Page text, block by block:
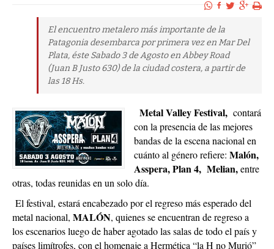
El encuentro metalero más importante de la
Patagonia desembarca por primera vez en Mar Del
Plata, éste Sabado 3 de Agosto en Abbey Road
(Juan B Justo 630) de la ciudad costera, a partir de
las 18 Hs.
Metal Valley Festival, contará
con la presencia de las mejores
bandas de la escena nacional en
cuánto al género refiere: Malón,
Asspera, Plan 4, Melian,entre
otras, todas reunidas en un solo día.
El festival, estará encabezado por el regreso más esperado del
metal nacional, MALÓN, quienes se encuentran de regreso a
los escenarios luego de haber agotado las salas de todo el país y
países limítrofes, con el homenaje a Hermética “la H no Murió”